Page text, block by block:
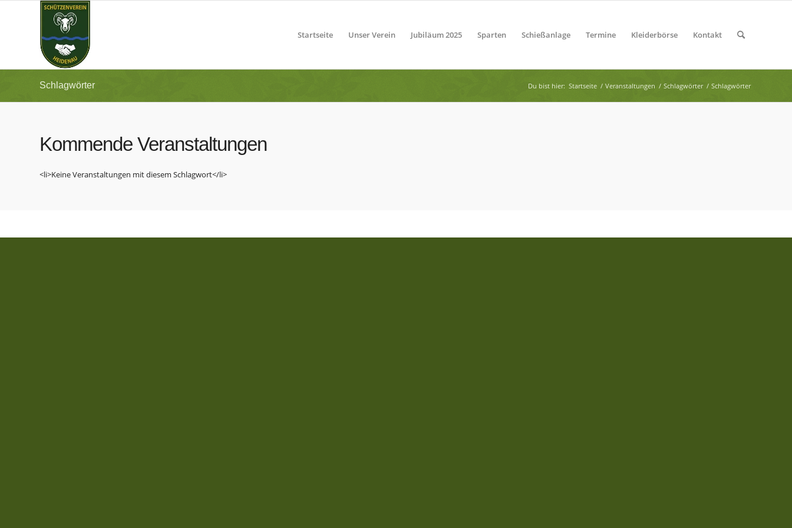
Startseite Unser Verein Jubiläum 2025 Sparten Schießanlage Termine Kleiderbörse Kontakt
Schlagwörter Du bist hier: Startseite / Veranstaltungen / Schlagwörter / Schlagwörter
Kommende Veranstaltungen
<li>Keine Veranstaltungen mit diesem Schlagwort</li>